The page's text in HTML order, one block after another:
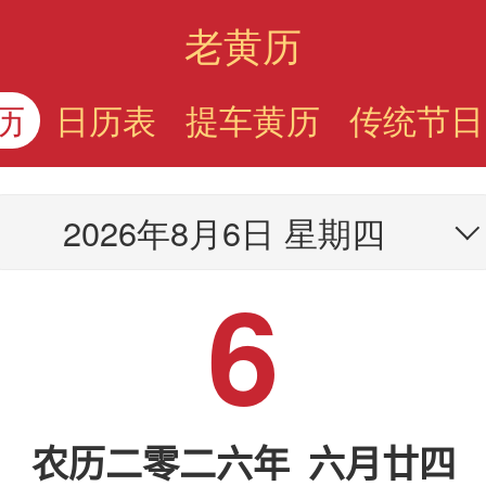
老黄历
日历表 提车黄历 传统节日
2026年8月6日 星期四
6
农历二零二六年 六月廿四